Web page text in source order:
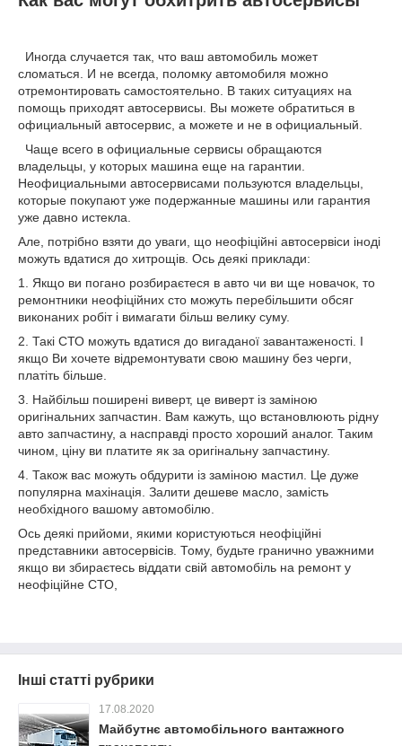
Иногда случается так, что ваш автомобиль может
сломаться. И не всегда, поломку автомобиля можно
отремонтировать самостоятельно. В таких ситуациях на
помощь приходят автосервисы. Вы можете обратиться в
официальный автосервис, а можете и не в официальный.
Чаще всего в официальные сервисы обращаются
владельцы, у которых машина еще на гарантии.
Неофициальными автосервисами пользуются владельцы,
которые покупают уже подержанные машины или гарантия
уже давно истекла.
Але, потрібно взяти до уваги, що неофіційні автосервіси іноді
можуть вдатися до хитрощів. Ось деякі приклади:
1. Якщо ви погано розбираєтеся в авто чи ви ще новачок, то
ремонтники неофіційних сто можуть перебільшити обсяг
виконаних робіт і вимагати більш велику суму.
2. Такі СТО можуть вдатися до вигаданої завантаженості. І
якщо Ви хочете відремонтувати свою машину без черги,
платіть більше.
3. Найбільш поширені виверт, це виверт із заміною
оригінальних запчастин. Вам кажуть, що встановлюють рідну
авто запчастину, а насправді просто хороший аналог. Таким
чином, ціну ви платите як за оригінальну запчастину.
4. Також вас можуть обдурити із заміною мастил. Це дуже
популярна махінація. Залити дешеве масло, замість
необхідного вашому автомобілю.
Ось деякі прийоми, якими користуються неофіційні
представники автосервісів. Тому, будьте гранично уважними
якщо ви збираєтесь віддати свій автомобіль на ремонт у
неофіційне СТО,
Інші статті рубрики
17.08.2020
Майбутнє автомобільного вантажного